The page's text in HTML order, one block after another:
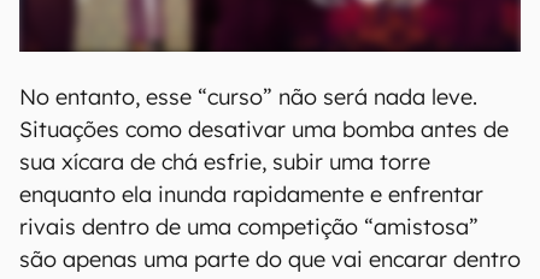
No entanto, esse “curso” não será nada leve.
Situações como desativar uma bomba antes de
sua xícara de chá esfrie, subir uma torre
enquanto ela inunda rapidamente e enfrentar
rivais dentro de uma competição “amistosa”
são apenas uma parte do que vai encarar dentro